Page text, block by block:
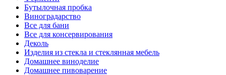
Бутылочная пробка
Виноградарство
Все для бани
Все для консервирования
Деколь
Изделия из стекла и стеклянная мебель
Домашнее виноделие
Домашнее пивоварение